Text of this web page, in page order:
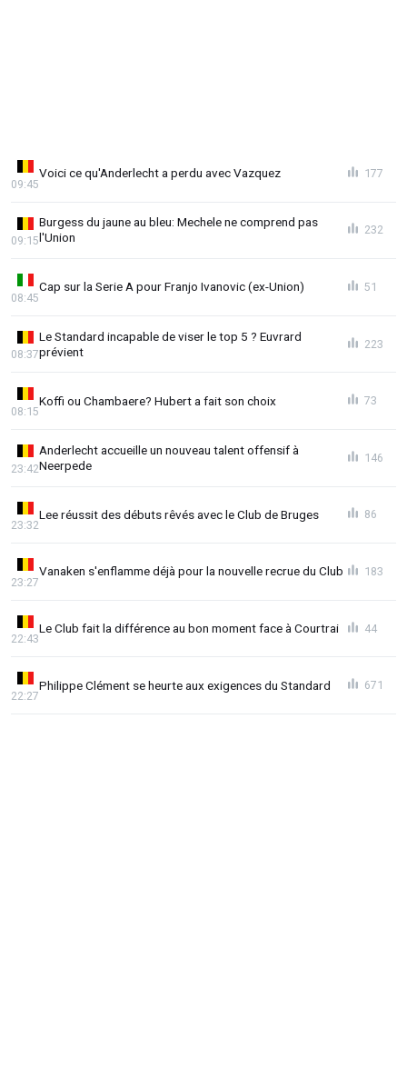
Voici ce qu'Anderlecht a perdu avec Vazquez
09:45
177
Burgess du jaune au bleu: Mechele ne comprend pas
l'Union
09:15
232
Cap sur la Serie A pour Franjo Ivanovic (ex-Union)
08:45
51
Le Standard incapable de viser le top 5 ? Euvrard
prévient
08:37
223
Koffi ou Chambaere? Hubert a fait son choix
08:15
73
Anderlecht accueille un nouveau talent offensif à
Neerpede
23:42
146
Lee réussit des débuts rêvés avec le Club de Bruges
23:32
86
Vanaken s'enflamme déjà pour la nouvelle recrue du Club
23:27
183
Le Club fait la différence au bon moment face à Courtrai
22:43
44
Philippe Clément se heurte aux exigences du Standard
22:27
671